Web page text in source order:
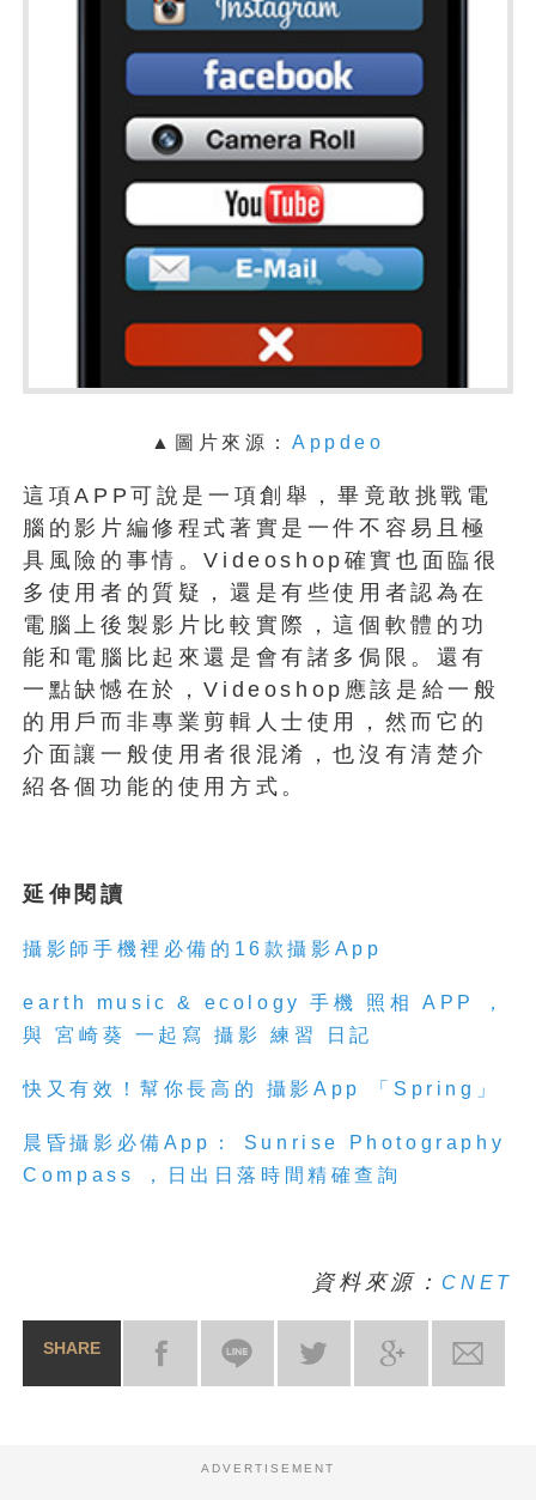
▲ 圖片來源： Appdeo
這項APP可說是一項創舉，畢竟敢挑戰電
腦的影片編修程式著實是一件不容易且極
具風險的事情。Videoshop確實也面臨很
多使用者的質疑，還是有些使用者認為在
電腦上後製影片比較實際，這個軟體的功
能和電腦比起來還是會有諸多侷限。還有
一點缺憾在於，Videoshop應該是給一般
的用戶而非專業剪輯人士使用，然而它的
介面讓一般使用者很混淆，也沒有清楚介
紹各個功能的使用方式。
延伸閱讀
攝影師手機裡必備的16款攝影App
earth music & ecology 手機 照相 APP ，
與 宮崎葵 一起寫 攝影 練習 日記
快又有效！幫你長高的 攝影App 「Spring」
晨昏攝影必備App： Sunrise Photography
Compass ，日出日落時間精確查詢
資料來源： CNET
SHARE
ADVERTISEMENT